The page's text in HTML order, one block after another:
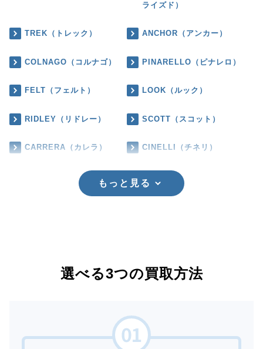
ライズド）
TREK（トレック） ANCHOR（アンカー）
COLNAGO（コルナゴ） PINARELLO（ピナレロ）
FELT（フェルト） LOOK（ルック）
RIDLEY（リドレー） SCOTT（スコット）
CARRERA（カレラ） CINELLI（チネリ）
もっと見る
選べる3つの買取方法